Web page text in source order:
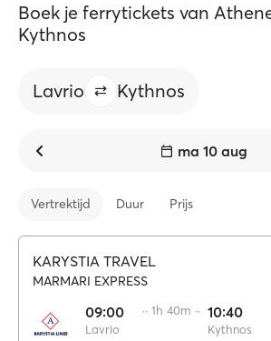
Boek je ferrytickets van
Kythnos
Lavrio Kythnos
ma 10 aug
Vertrektijd Duur Prijs
KARYSTIA TRAVEL
MARMARI EXPRESS
09:00
Lavrio
·· 1h 40m ·· 10:40
Kythnos